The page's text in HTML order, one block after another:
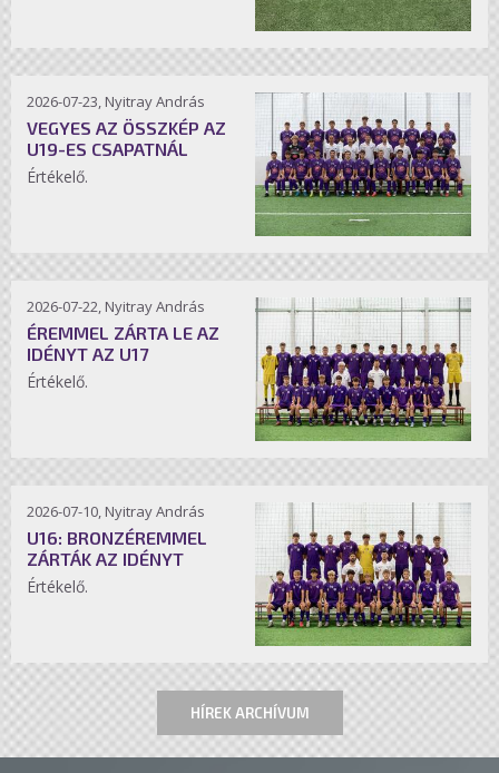
2026-07-23, Nyitray András
VEGYES AZ ÖSSZKÉP AZ
U19-ES CSAPATNÁL
Értékelő.
2026-07-22, Nyitray András
ÉREMMEL ZÁRTA LE AZ
IDÉNYT AZ U17
Értékelő.
2026-07-10, Nyitray András
U16: BRONZÉREMMEL
ZÁRTÁK AZ IDÉNYT
Értékelő.
HÍREK ARCHÍVUM